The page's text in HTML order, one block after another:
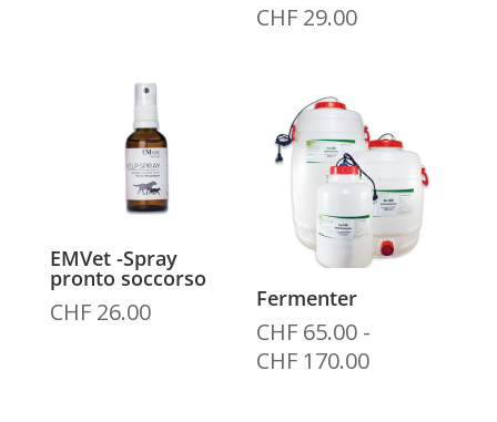
CHF 29.00
EMVet -Spray
pronto soccorso
CHF26.00 Fermenter
CHF 65.00 -
CHF 170.00Fascia